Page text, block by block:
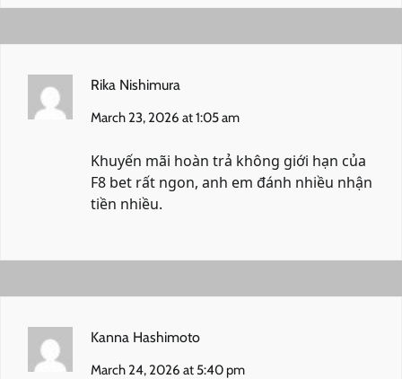
Rika Nishimura
March 23, 2026 at 1:05 am
Khuyến mãi hoàn trả không giới hạn của
F8 bet rất ngon, anh em đánh nhiều nhận
tiền nhiều.
Kanna Hashimoto
March 24, 2026 at 5:40 pm